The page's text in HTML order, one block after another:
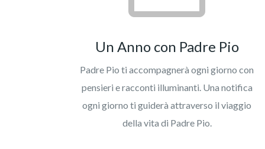
Un Anno con Padre Pio
Padre Pio ti accompagnerà ogni giorno con
pensieri e racconti illuminanti. Una notifica
ogni giorno ti guiderà attraverso il viaggio
della vita di Padre Pio.